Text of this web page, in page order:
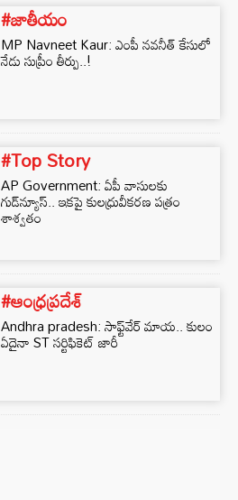
#జాతీయం
MP Navneet Kaur: ఎంపీ నవనీత్ కేసులో
నేడు సుప్రీం తీర్పు..!
#Top Story
AP Government: ఏపీ వాసులకు
గుడ్‌న్యూస్.. ఇకపై కులధ్రువీకరణ పత్రం
శాశ్వతం
#ఆంధ్రప్రదేశ్
Andhra pradesh: సాఫ్ట్‌వేర్ మాయ.. కులం
ఏదైనా ST సర్టిఫికెట్ జారీ